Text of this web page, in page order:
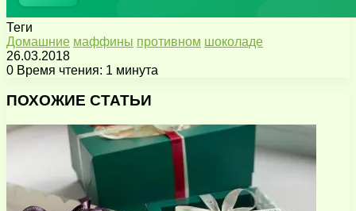
Теги
Домашние мaффины противном шоколаде
26.03.2018
0 Время чтения: 1 минута
через
почту
ПОХОЖИЕ СТАТЬИ